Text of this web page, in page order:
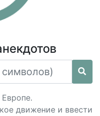
движение и ввести